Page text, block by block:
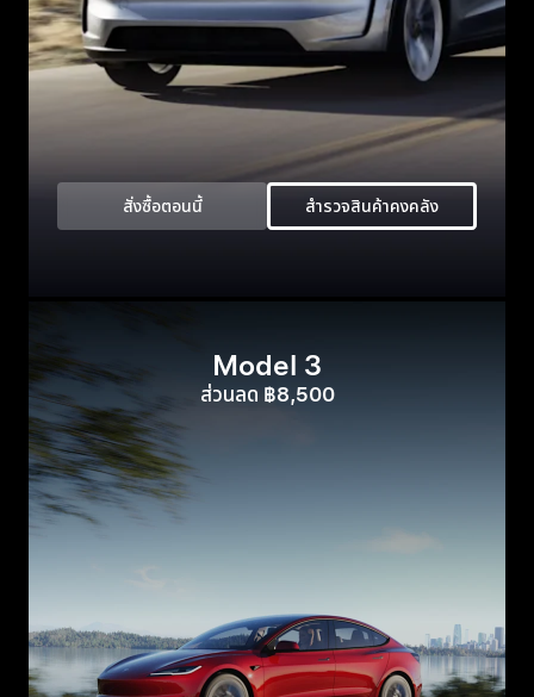
สั่งซื้อตอนนี้ สำรวจสินค้าคงคลัง
Model 3
ส่วนลด ฿8,500